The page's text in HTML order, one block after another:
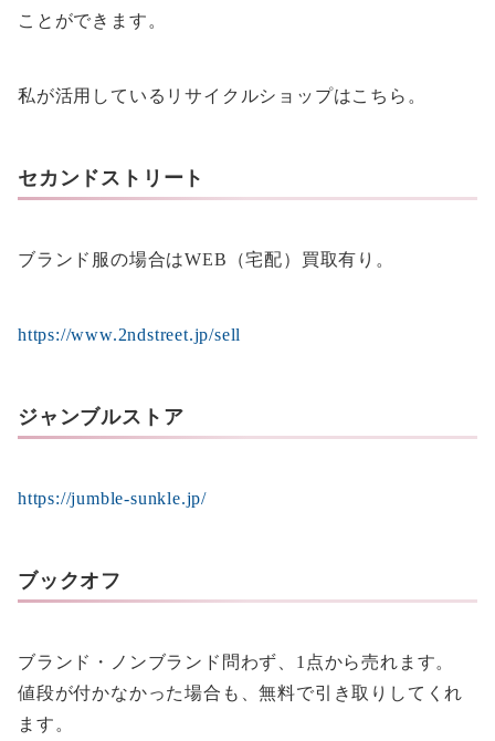
ことができます。
私が活用しているリサイクルショップはこちら。
セカンドストリート
ブランド服の場合はWEB（宅配）買取有り。
https://www.2ndstreet.jp/sell
ジャンブルストア
https://jumble-sunkle.jp/
ブックオフ
ブランド・ノンブランド問わず、1点から売れます。
値段が付かなかった場合も、無料で引き取りしてくれ
ます。